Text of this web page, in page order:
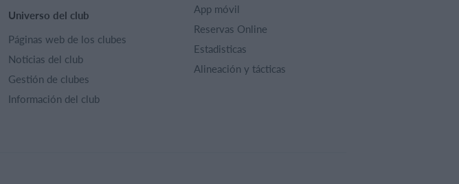
Universo del club
Páginas web de los clubes
Noticias del club
Gestión de clubes
Información del club
App móvil
Reservas Online
Estadisticas
Alineación y tácticas